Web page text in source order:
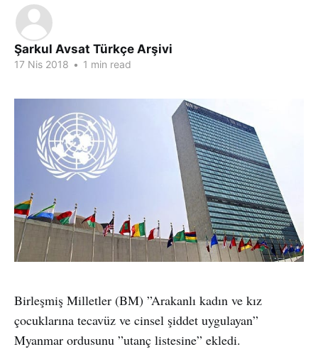
Şarkul Avsat Türkçe Arşivi
17 Nis 2018 • 1 min read
Birleşmiş Milletler (BM) ”Arakanlı kadın ve kız
çocuklarına tecavüz ve cinsel şiddet uygulayan”
Myanmar ordusunu ”utanç listesine” ekledi.